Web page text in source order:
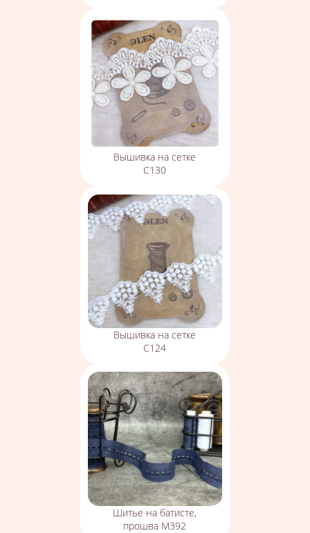
Вышивка на сетке
С130
Вышивка на сетке
С124
Шитье на батисте,
прошва М392